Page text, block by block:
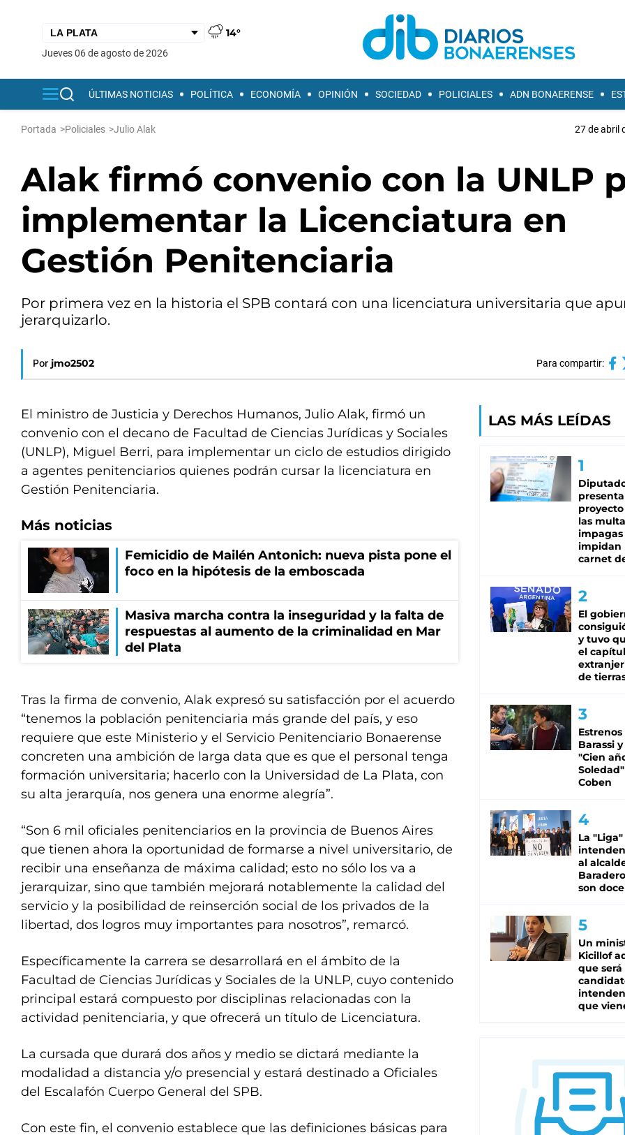
14°
jueves 06 de agosto de 2026
ÚLTIMAS NOTICIAS POLÍTICA ECONOMÍA OPINIÓN SOCIEDAD POLICIALES ADN BONAERENSE
Portada >Policiales >Julio Alak 27 de abril
Alak firmó convenio con la UNLP
implementar la Licenciatura en
Gestión Penitenciaria
Por primera vez en la historia el SPB contará con una licenciatura universitaria que
jerarquizarlo.
Por jmo2502 Para compartir:
El ministro de Justicia y Derechos Humanos, Julio Alak, firmó un
convenio con el decano de Facultad de Ciencias Jurídicas y Sociales
(UNLP), Miguel Berri, para implementar un ciclo de estudios dirigido
a agentes penitenciarios quienes podrán cursar la licenciatura en
Gestión Penitenciaria.
Más noticias
Femicidio de Mailén Antonich: nueva pista pone el
foco en la hipótesis de la emboscada
Masiva marcha contra la inseguridad y la falta de
respuestas al aumento de la criminalidad en Mar
del Plata
Tras la firma de convenio, Alak expresó su satisfacción por el acuerdo
“tenemos la población penitenciaria más grande del país, y eso
requiere que este Ministerio y el Servicio Penitenciario Bonaerense
concreten una ambición de larga data que es que el personal tenga
formación universitaria; hacerlo con la Universidad de La Plata, con
su alta jerarquía, nos genera una enorme alegría”.
“Son 6 mil oficiales penitenciarios en la provincia de Buenos Aires
que tienen ahora la oportunidad de formarse a nivel universitario, de
recibir una enseñanza de máxima calidad; esto no sólo los va a
jerarquizar, sino que también mejorará notablemente la calidad del
servicio y la posibilidad de reinserción social de los privados de la
libertad, dos logros muy importantes para nosotros”, remarcó.
Específicamente la carrera se desarrollará en el ámbito de la
Facultad de Ciencias Jurídicas y Sociales de la UNLP, cuyo contenido
principal estará compuesto por disciplinas relacionadas con la
actividad penitenciaria, y que ofrecerá un título de Licenciatura.
La cursada que durará dos años y medio se dictará mediante la
modalidad a distancia y/o presencial y estará destinado a Oficiales
del Escalafón Cuerpo General del SPB.
Con este fin, el convenio establece que las definiciones básicas para
LAS MÁS LEÍDAS
las
impagas
impidan
carnet
El
y tuvo
el
de
Barassi
"Cien
Coben
La
al
son doce
Un
Kicillof
que será
que